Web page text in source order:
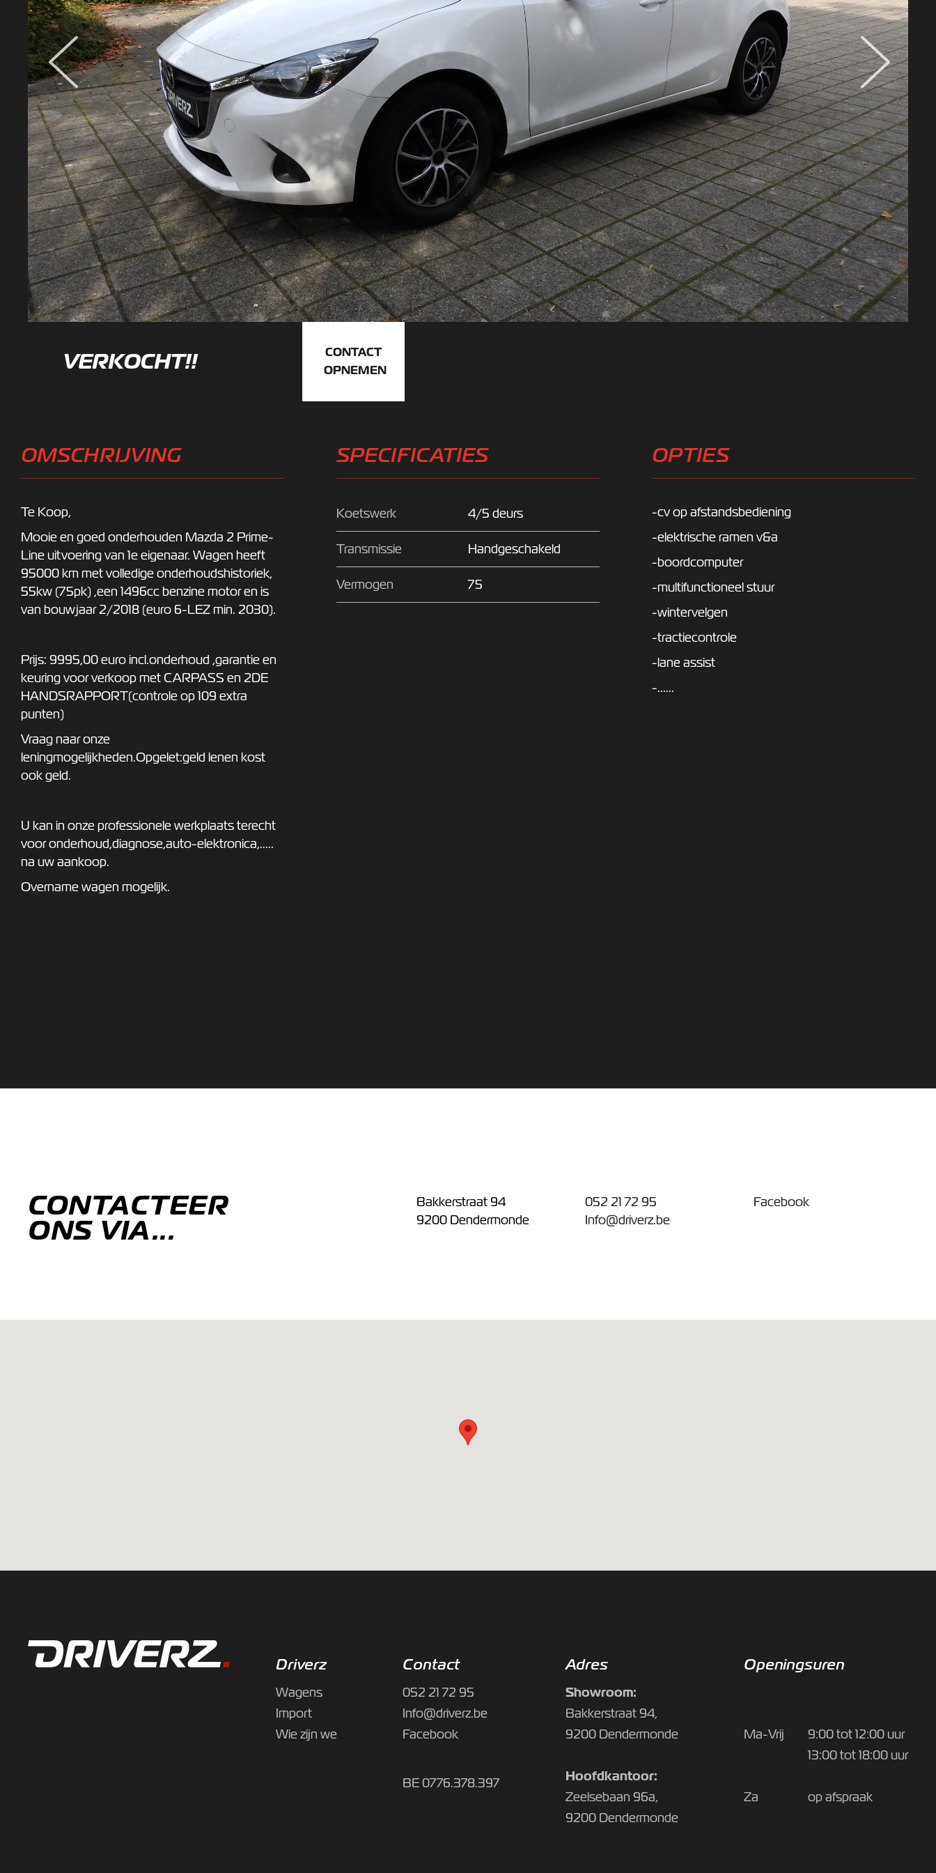
VERKOCHT!!
CONTACT
OPNEMEN
OMSCHRIJVING
Te Koop,
Mooie en goed onderhouden Mazda 2 Prime-
Line uitvoering van 1e eigenaar. Wagen heeft
95000 km met volledige onderhoudshistoriek,
55kw (75pk) ,een 1496cc benzine motor en is
van bouwjaar 2/2018 (euro 6-LEZ min. 2030).
Prijs: 9995,00 euro incl.onderhoud ,garantie en
keuring voor verkoop met CARPASS en 2DE
HANDSRAPPORT(controle op 109 extra
punten)
Vraag naar onze
leningmogelijkheden.Opgelet:geld lenen kost
ook geld.
U kan in onze professionele werkplaats terecht
voor onderhoud,diagnose,auto-elektronica,.....
na uw aankoop.
Overname wagen mogelijk.
SPECIFICATIES
Koetswerk 4/5 deurs
Transmissie Handgeschakeld
Vermogen 75
OPTIES
-cv op afstandsbediening
-elektrische ramen v&a
-boordcomputer
-multifunctioneel stuur
-wintervelgen
-tractiecontrole
-lane assist
-......
CONTACTEER
ONS VIA...
Bakkerstraat 94
9200 Dendermonde
052 21 72 95
Info@driverz.be
Facebook
Driverz
Wagens
Import
Wie zijn we
Contact
052 21 72 95
Info@driverz.be
Facebook
BE 0776.378.397
Adres
Showroom:
Bakkerstraat 94,
9200 Dendermonde
Hoofdkantoor:
Zeelsebaan 96a,
9200 Dendermonde
Openingsuren
Ma-Vrij
9:00 tot 12:00 uur
13:00 tot 18:00 uur
Za op afspraak